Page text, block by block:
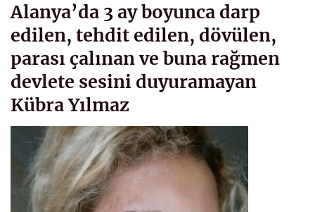
Alanya’da 3 ay boyunca darp
edilen, tehdit edilen, dövülen,
parası çalınan ve buna rağmen
devlete sesini duyuramayan
Kübra Yılmaz